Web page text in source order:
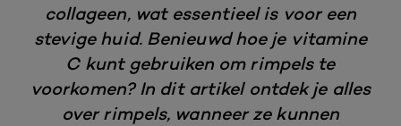
collageen, wat essentieel is voor een
stevige huid. Benieuwd hoe je vitamine
C kunt gebruiken om rimpels te
voorkomen? In dit artikel ontdek je alles
over rimpels, wanneer ze kunnen